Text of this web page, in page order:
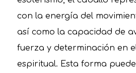
con la energía del
así como la capacidad de
fuerza y determinación en
espiritual. Esta forma